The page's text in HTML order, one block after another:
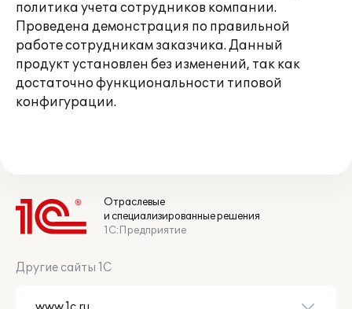
политика учета сотрудников компании.
Проведена демонстрация по правильной
работе сотрудникам заказчика. Данный
продукт установлен без изменений, так как
достаточно функциональности типовой
конфигурации.
Отраслевые
и специализированные решения
1С:Предприятие
Другие сайты 1С